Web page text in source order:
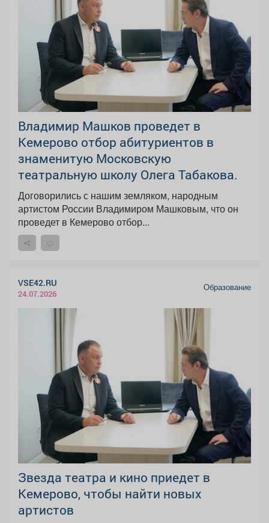
Владимир Машков проведет в
Кемерово отбор абитуриентов в
знаменитую Московскую
театральную школу Олега Табакова.
Договорились с нашим земляком, народным
артистом России Владимиром Машковым, что он
проведет в Кемерово отбор...
VSE42.RU
24.07.2026
Образование
Звезда театра и кино приедет в
Кемерово, чтобы найти новых
артистов